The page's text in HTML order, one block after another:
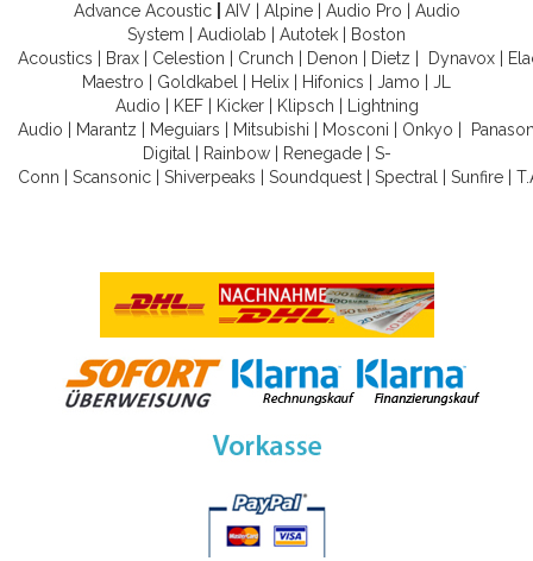
Advance Acoustic
AIV| Alpine| Audio Pro
Audio
System
Audiolab Autotek
Boston
Acoustics
Brax Celestion Crunch Denon Dietz Dynavox
Maestro
Goldkabel Helix Hifonics Jamo
JL
Audio
KEF| Kicker| Klipsch
Lightning
Audio
Marantz Meguiars Mitsubishi Mosconi Onkyo
Digital
Rainbow| Renegade| S-
Conn
Scansonic Shiverpeaks Soundquest Spectral Sunfire